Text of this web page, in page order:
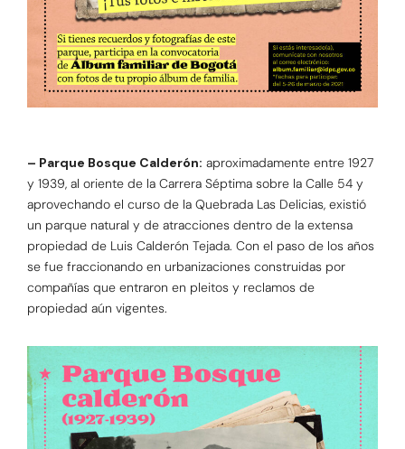
– Parque Bosque Calderón: aproximadamente entre 1927
y 1939, al oriente de la Carrera Séptima sobre la Calle 54 y
aprovechando el curso de la Quebrada Las Delicias, existió
un parque natural y de atracciones dentro de la extensa
propiedad de Luis Calderón Tejada. Con el paso de los años
se fue fraccionando en urbanizaciones construidas por
compañías que entraron en pleitos y reclamos de
propiedad aún vigentes.